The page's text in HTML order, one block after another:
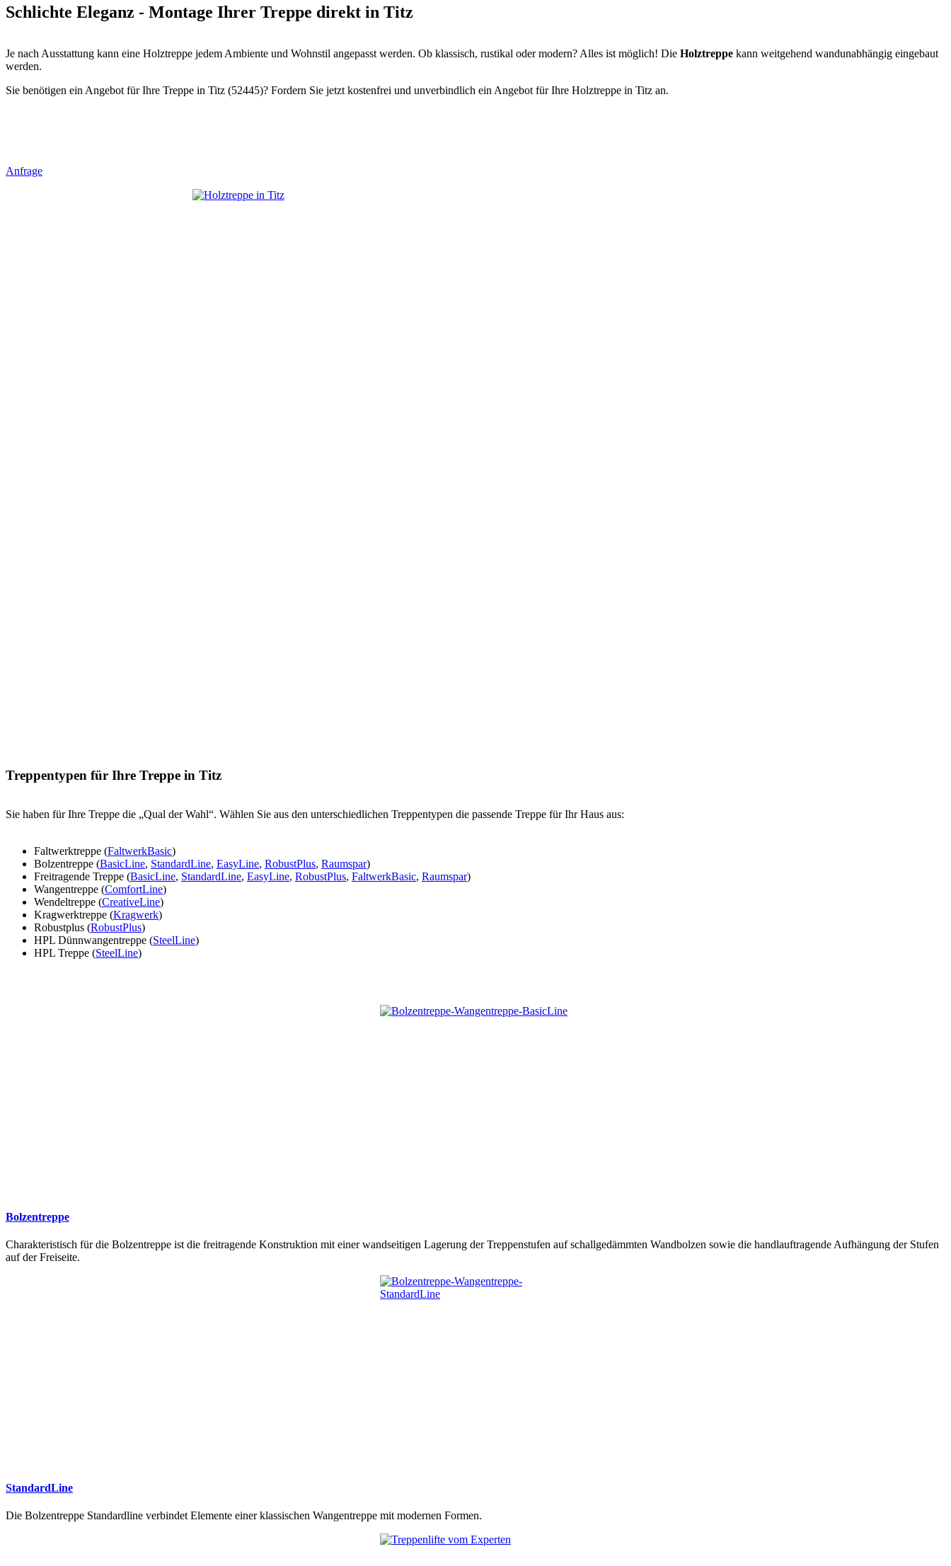
Schlichte Eleganz - Montage Ihrer Treppe direkt in Titz
Je nach Ausstattung kann eine Holztreppe jedem Ambiente und Wohnstil angepasst werden. Ob klassisch, rustikal oder modern? Alles ist möglich! Die Holztreppe kann weitgehend wandunabhängig eingebaut
werden.
Sie benötigen ein Angebot für Ihre Treppe in Titz (52445)? Fordern Sie jetzt kostenfrei und unverbindlich ein Angebot für Ihre Holztreppe in Titz an.
Anfrage
Treppentypen für Ihre Treppe in Titz
Sie haben für Ihre Treppe die „Qual der Wahl“. Wählen Sie aus den unterschiedlichen Treppentypen die passende Treppe für Ihr Haus aus:
Faltwerktreppe (FaltwerkBasic)
Bolzentreppe (BasicLine, StandardLine, EasyLine, RobustPlus, Raumspar)
Freitragende Treppe (BasicLine, StandardLine, EasyLine, RobustPlus, FaltwerkBasic, Raumspar)
Wangentreppe (ComfortLine)
Wendeltreppe (CreativeLine)
Kragwerktreppe (Kragwerk)
Robustplus (RobustPlus)
HPL Dünnwangentreppe (SteelLine)
HPL Treppe (SteelLine)
Bolzentreppe
Charakteristisch für die Bolzentreppe ist die freitragende Konstruktion mit einer wandseitigen Lagerung der Treppenstufen auf schallgedämmten Wandbolzen sowie die handlauftragende Aufhängung der Stufen
auf der Freiseite.
StandardLine
Die Bolzentreppe Standardline verbindet Elemente einer klassischen Wangentreppe mit modernen Formen.